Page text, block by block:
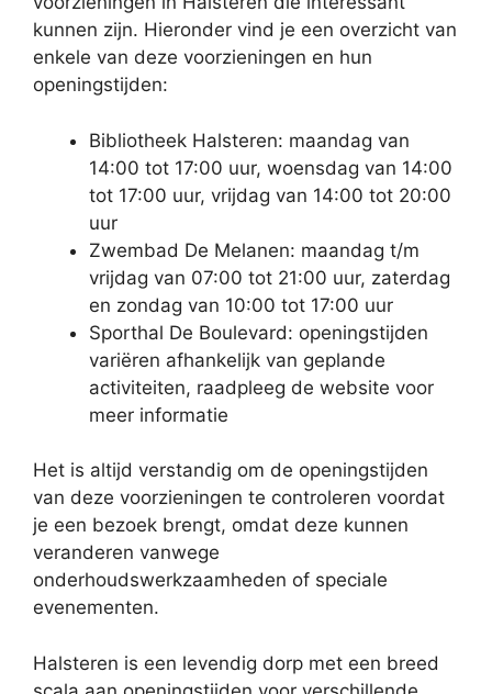
kunnen zijn. Hieronder vind je een overzicht van
enkele van deze voorzieningen en hun
openingstijden:
Bibliotheek Halsteren: maandag van
14:00 tot 17:00 uur, woensdag van 14:00
tot 17:00 uur, vrijdag van 14:00 tot 20:00
uur
Zwembad De Melanen: maandag t/m
vrijdag van 07:00 tot 21:00 uur, zaterdag
en zondag van 10:00 tot 17:00 uur
Sporthal De Boulevard: openingstijden
variëren afhankelijk van geplande
activiteiten, raadpleeg de website voor
meer informatie
Het is altijd verstandig om de openingstijden
van deze voorzieningen te controleren voordat
je een bezoek brengt, omdat deze kunnen
veranderen vanwege
onderhoudswerkzaamheden of speciale
evenementen.
Halsteren is een levendig dorp met een breed